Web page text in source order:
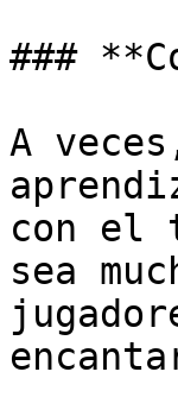
###
A
con el
sea